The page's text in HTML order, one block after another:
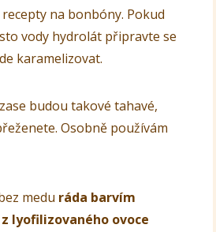
na bonbóny. Pokud
vody hydrolát připravte se
karamelizovat.
budou takové tahavé,
Osobně používám
medu ráda barvím
lyofilizovaného ovoce